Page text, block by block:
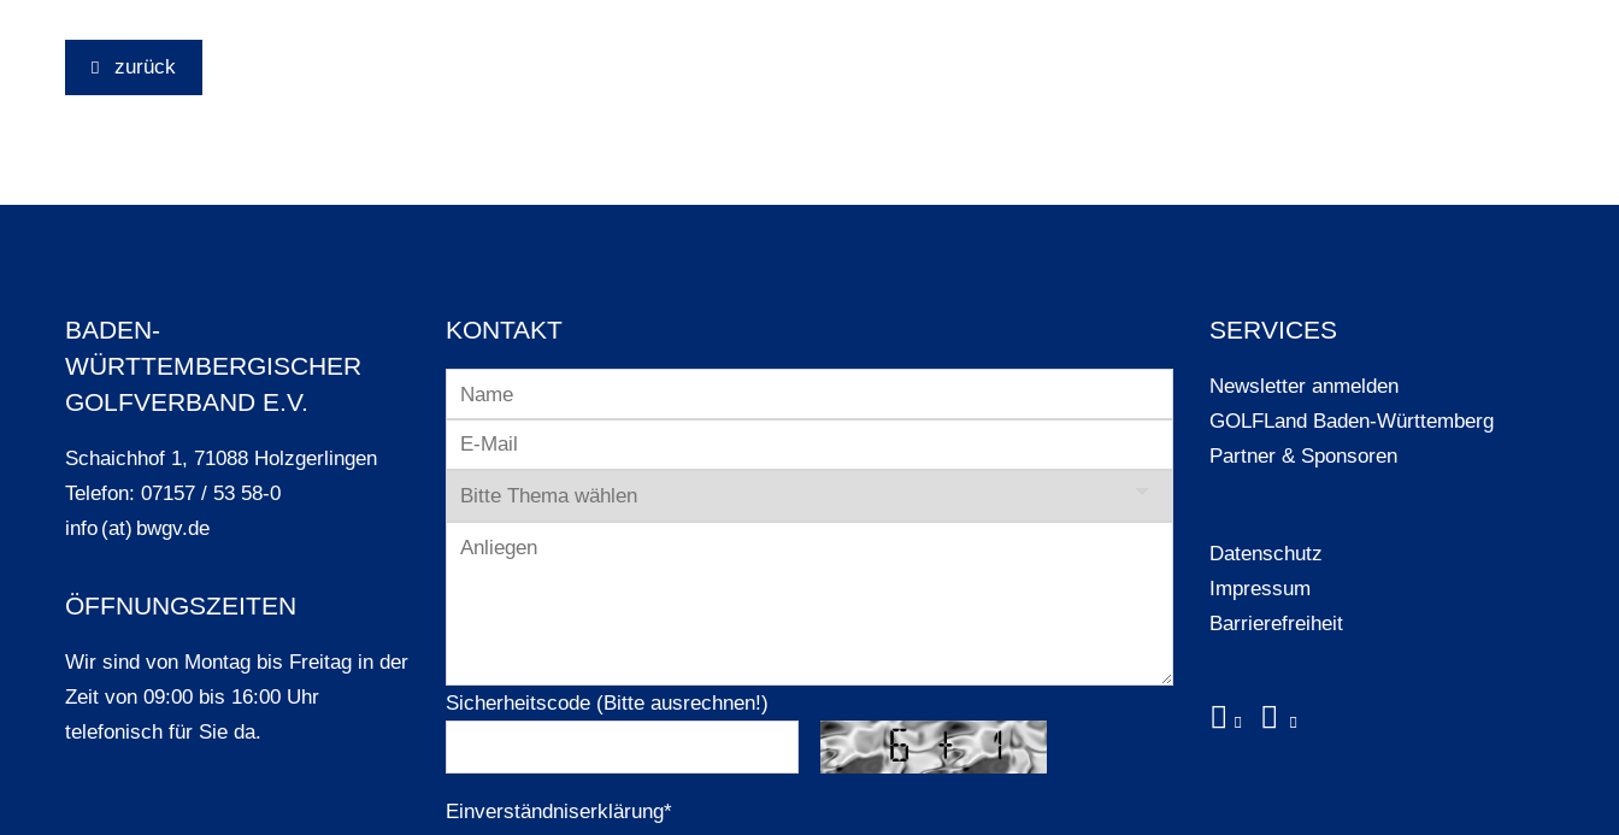
zurück
BADEN-
WÜRTTEMBERGISCHER
GOLFVERBAND E.V.
Schaichhof 1, 71088 Holzgerlingen
Telefon: 07157 / 53 58-0
info (at) bwgv.de
ÖFFNUNGSZEITEN
Wir sind von Montag bis Freitag in der
Zeit von 09:00 bis 16:00 Uhr
telefonisch für Sie da.
KONTAKT
Sicherheitscode (Bitte ausrechnen!)
Einverständniserklärung*
SERVICES
Newsletter anmelden
GOLFLand Baden-Württemberg
Partner & Sponsoren
Datenschutz
Impressum
Barrierefreiheit